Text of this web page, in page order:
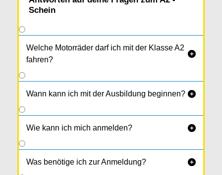
Schein
Welche Motorräder darf ich mit der Klasse A2
fahren?

Wann kann ich mit der Ausbildung beginnen? 
Wie kann ich mich anmelden? 
Was benötige ich zur Anmeldung? 